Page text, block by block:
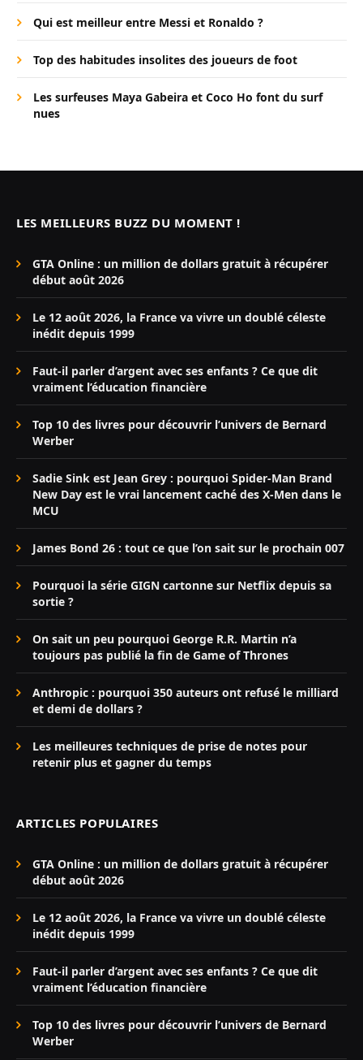
Qui est meilleur entre Messi et Ronaldo ?
Top des habitudes insolites des joueurs de foot
Les surfeuses Maya Gabeira et Coco Ho font du surf
nues
LES MEILLEURS BUZZ DU MOMENT !
GTA Online : un million de dollars gratuit à récupérer
début août 2026
Le 12 août 2026, la France va vivre un doublé céleste
inédit depuis 1999
Faut-il parler d’argent avec ses enfants ? Ce que dit
vraiment l’éducation financière
Top 10 des livres pour découvrir l’univers de Bernard
Werber
Sadie Sink est Jean Grey : pourquoi Spider-Man Brand
New Day est le vrai lancement caché des X-Men dans le
MCU
James Bond 26 : tout ce que l’on sait sur le prochain 007
Pourquoi la série GIGN cartonne sur Netflix depuis sa
sortie ?
On sait un peu pourquoi George R.R. Martin n’a
toujours pas publié la fin de Game of Thrones
Anthropic : pourquoi 350 auteurs ont refusé le milliard
et demi de dollars ?
Les meilleures techniques de prise de notes pour
retenir plus et gagner du temps
ARTICLES POPULAIRES
GTA Online : un million de dollars gratuit à récupérer
début août 2026
Le 12 août 2026, la France va vivre un doublé céleste
inédit depuis 1999
Faut-il parler d’argent avec ses enfants ? Ce que dit
vraiment l’éducation financière
Top 10 des livres pour découvrir l’univers de Bernard
Werber